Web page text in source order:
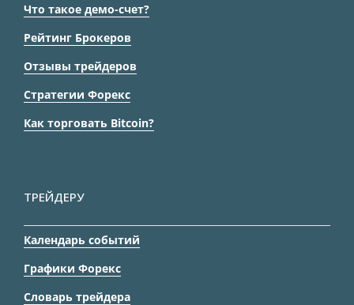
Что такое демо-счет?
Рейтинг Брокеров
Отзывы трейдеров
Стратегии Форекс
Как торговать Bitcoin?
ТРЕЙДЕРУ
Календарь событий
Графики Форекс
Словарь трейдера